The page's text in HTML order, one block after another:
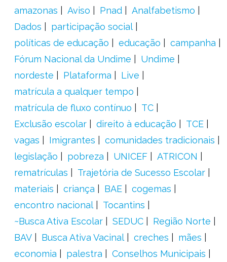
amazonas
Aviso Pnad
Analfabetismo
Dados
participação social
políticas de educação
educação
campanha
Fórum Nacional da Undime
Undime
nordeste
Plataforma
Live
matrícula a qualquer tempo
matrícula de fluxo contínuo
TC
Exclusão escolar
direito à educação
TCE
vagas
Imigrantes
comunidades tradicionais
legislação
pobreza UNICEF
ATRICON
rematrículas
Trajetória de Sucesso Escolar
materiais
criança BAE
cogemas
encontro nacional
Tocantins
~Busca Ativa Escolar
SEDUC
Região Norte
BAV
Busca Ativa Vacinal creches
mães
economia
palestra Conselhos Municipais